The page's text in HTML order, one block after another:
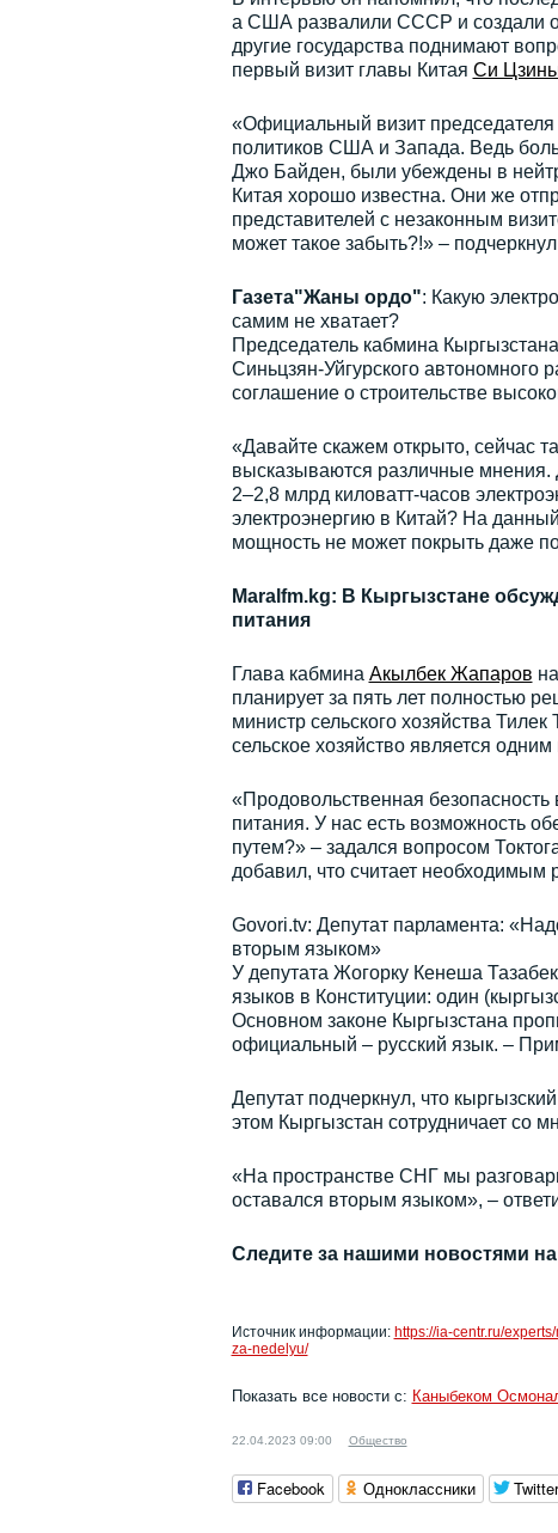
а США развалили СССР и создали
другие государства поднимают
первый визит главы Китая Си
«Официальный визит
политиков США и Запада. Ведь
Джо Байден, были убеждены в
Китая хорошо известна. Они же
представителей с незаконным
может такое забыть?!» –
Газета"Жаны ордо": Какую
самим не хватает?
Председатель кабмина Кыргызстана
Синьцзян-Уйгурского
соглашение о строительстве
«Давайте скажем открыто, сейчас
высказываются различные мнения.
2–2,8 млрд киловатт-часов
электроэнергию в Китай? На
мощность не может покрыть даже
Maralfm.kg: В Кыргызстане
питания
Глава кабмина Акылбек Жапаров
планирует за пять лет полностью
министр сельского хозяйства
сельское хозяйство является
«Продовольственная
питания. У нас есть возможность
путем?» – задался вопросом
добавил, что считает необходимым
Govori.tv: Депутат парламента:
вторым языком»
У депутата Жогорку Кенеша
языков в Конституции: один
Основном законе Кыргызстана
официальный – русский язык. –
Депутат подчеркнул, что
этом Кыргызстан сотрудничает со
«На пространстве СНГ мы
оставался вторым языком», –
Следите за нашими новостями на
Источник информации: https://ia-centr.ru/
za-nedelyu/
Показать все новости с: Каныбеком
22.04.2023 09:00 Общество
Facebook Одноклассники Twitter